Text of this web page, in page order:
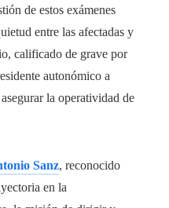
de estos exámenes
entre las afectadas y
calificado de grave por
autonómico a
la operatividad de
Sanz, reconocido
en la